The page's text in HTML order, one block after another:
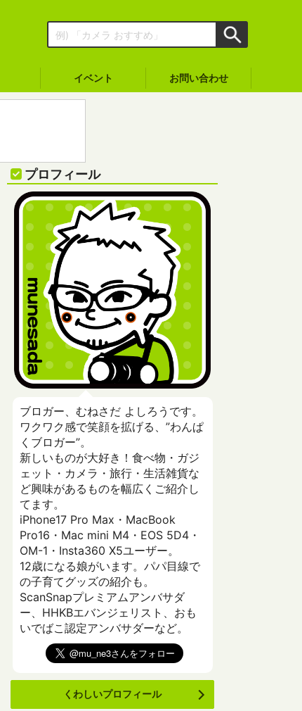
イベント お問い合わせ
プロフィール
ブロガー、むねさだ よしろうです。
ワクワク感で笑顔を拡げる、”わんぱ
くブロガー”。
新しいものが大好き！食べ物・ガジ
ェット・カメラ・旅行・生活雑貨な
ど興味があるものを幅広くご紹介し
てます。
iPhone17 Pro Max・MacBook
Pro16・Mac mini M4・EOS 5D4・
OM-1・Insta360 X5ユーザー。
12歳になる娘がいます。パパ目線で
の子育てグッズの紹介も。
ScanSnapプレミアムアンバサダ
ー、HHKBエバンジェリスト、おも
いでばこ認定アンバサダーなど。
くわしいプロフィール